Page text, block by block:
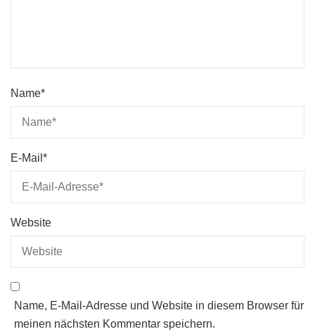
Name*
E-Mail *
Website
Name, E-Mail-Adresse und Website in diesem Browser für
meinen nächsten Kommentar speichern.